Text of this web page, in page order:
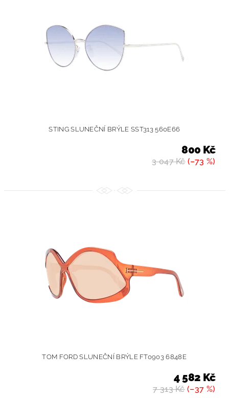
STING SLUNEČNÍ BRÝLE SST313 560E66
3 047 Kč(–73 %)
800 Kč
TOM FORD SLUNEČNÍ BRÝLE FT0903 6848E
7 313 Kč(–37 %)
4 582 Kč